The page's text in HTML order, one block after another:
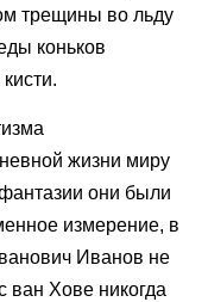
трещины во льду
коньков
жизни миру
они были
измерение, в
Иванов не
ван Хове никогда